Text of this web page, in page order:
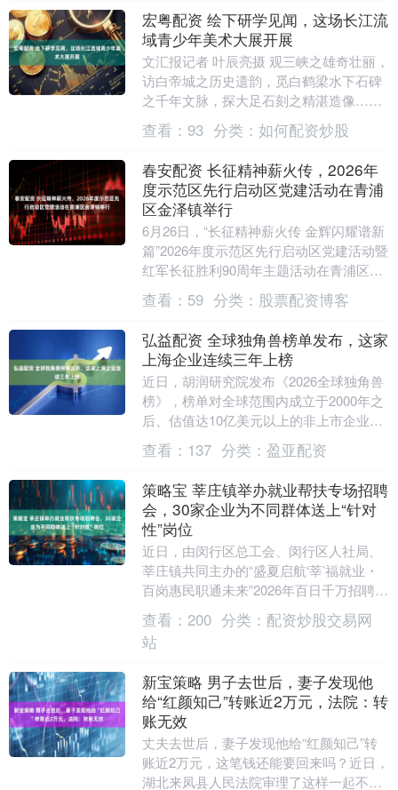
宏粤配资 绘下研学见闻，这场长江流
域青少年美术大展开展
文汇报记者 叶辰亮摄 观三峡之雄奇壮丽，
访白帝城之历史遗韵，觅白鹤梁水下石碑
之千年文脉，探大足石刻之精湛造像……
去年夏天，一群热爱美术的青少年循着朱
屺瞻先生19....
查看： 93 分类： 如何配资炒股
春安配资 长征精神薪火传，2026年
度示范区先行启动区党建活动在青浦
区金泽镇举行
6月26日，“长征精神薪火传 金辉闪耀谱新
篇”2026年度示范区先行启动区党建活动暨
红军长征胜利90周年主题活动在青浦区金
泽镇举行，旨在传承红色基因，弘扬长征
精....
查看： 59 分类： 股票配资博客
弘益配资 全球独角兽榜单发布，这家
上海企业连续三年上榜
近日，胡润研究院发布《2026全球独角兽
榜》，榜单对全球范围内成立于2000年之
后、估值达10亿美元以上的非上市企业进
行评选。享道出行再度入选，这也是其连
续第三....
查看： 137 分类： 盈亚配资
策略宝 莘庄镇举办就业帮扶专场招聘
会，30家企业为不同群体送上“针对
性”岗位
近日，由闵行区总工会、闵行区人社局、
莘庄镇共同主办的“盛夏启航‘莘’福就业・
百岗惠民职通未来”2026年百日千万招聘专
项行动专场招聘会在莘庄镇莘乐里社区就
业服务....
查看： 200 分类： 配资炒股交易网
站
新宝策略 男子去世后，妻子发现他
给“红颜知己”转账近2万元，法院：转
账无效
丈夫去世后，妻子发现他给“红颜知己”转
账近2万元，这笔钱还能要回来吗？近日，
湖北来凤县人民法院审理了这样一起不当